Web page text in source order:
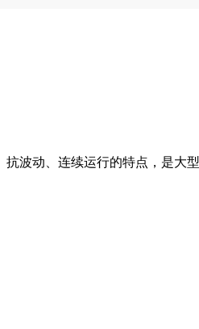
波动、连续运行的特点，是大